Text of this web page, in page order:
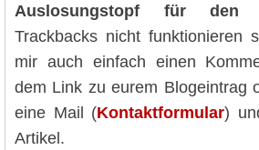
Auslosungstopf für den
Trackbacks nicht funktionieren
mir auch einfach einen
dem Link zu eurem Blogeintrag
eine Mail (Kontaktformular)
Artikel.